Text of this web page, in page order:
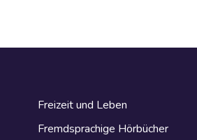
Freizeit und Leben
Fremdsprachige Hörbücher